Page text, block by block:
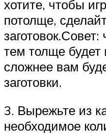
хотите, чтобы
потолще,
тем толще будет
сложнее вам
заготовки.
3. Вырежьте из
необходимое